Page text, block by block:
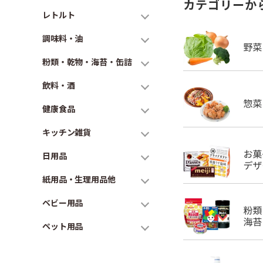
レトルト
調味料・油
粉類・乾物・海苔・缶詰
飲料・酒
健康食品
キッチン雑貨
日用品
紙用品・生理用品他
ベビー用品
ペット用品
カテゴリーか